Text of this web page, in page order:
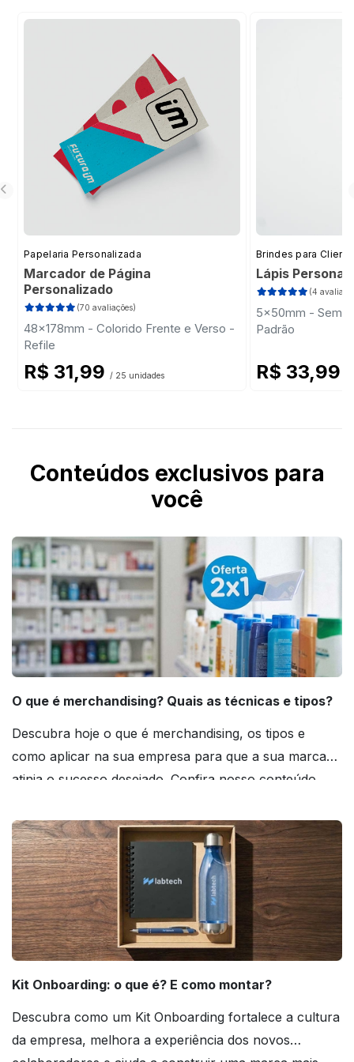
Papelaria Personalizada
Marcador de Página
Personalizado
(70 avaliações)
48x178mm - Colorido Frente e Verso -
Refile
R$ 31,99 / 25 unidades
Brindes para
Lápis
(4
5x50mm - Sem
Padrão
R$ 33,99
Conteúdos exclusivos para
você
O que é merchandising? Quais as técnicas e tipos?
Descubra hoje o que é merchandising, os tipos e
como aplicar na sua empresa para que a sua marca
atinja o sucesso desejado. Confira nosso conteúdo
Kit Onboarding: o que é? E como montar?
Descubra como um Kit Onboarding fortalece a cultura
da empresa, melhora a experiência dos novos